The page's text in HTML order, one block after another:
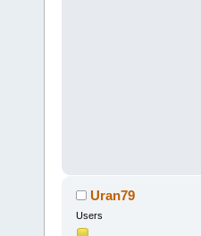
Uran79
Users